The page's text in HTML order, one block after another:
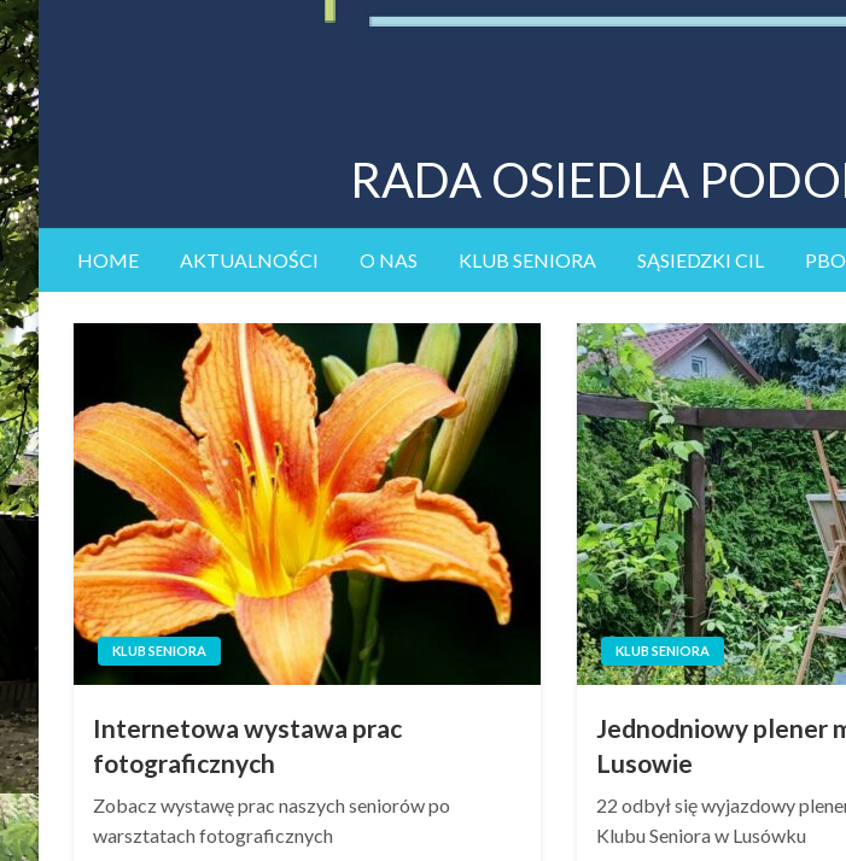
RADA OSIEDLA
HOME AKTUALNOŚCI O NAS KLUB SENIORA SĄSIEDZKI CIL PBO
KLUB SENIORA
Internetowa wystawa prac
fotograficznych
Zobacz wystawę prac naszych seniorów po
warsztatach fotograficznych
KLUB SENIORA
Jednodniowy plener
Lusowie
22 odbył się wyjazdowy
Klubu Seniora w Lusówku